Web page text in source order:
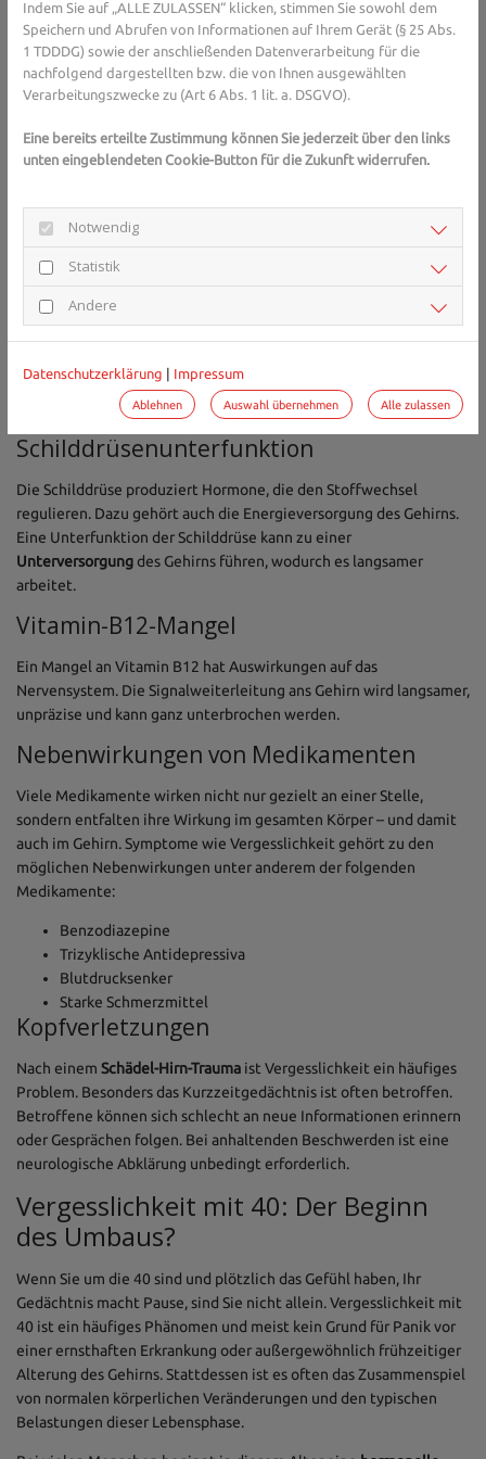
Akut: Übermäßiger Alkoholkonsum kann zu Filmrissen
(Blackouts) führen, bei denen sich das Gehirn Teile des
Abends nicht mehr ins Gedächtnis rufen kann.
Chronisch: Regelmäßiger, hoher Konsum kann langfristig
Defiziten führen.
Foto von Sander Sammy auf Unsplash
Schilddrüsenunterfunktion
Die Schilddrüse produziert Hormone, die den Stoffwechsel
regulieren. Dazu gehört auch die Energieversorgung des Gehirns.
Eine Unterfunktion der Schilddrüse kann zu einer
Unterversorgungdes Gehirns führen, wodurch es langsamer
arbeitet.
Vitamin-B12-Mangel
Ein Mangel an Vitamin B12 hat Auswirkungen auf das
Nervensystem. Die Signalweiterleitung ans Gehirn wird langsamer,
unpräzise und kann ganz unterbrochen werden.
Nebenwirkungen von Medikamenten
Viele Medikamente wirken nicht nur gezielt an einer Stelle,
sondern entfalten ihre Wirkung im gesamten Körper – und damit
auch im Gehirn. Symptome wie Vergesslichkeit gehört zu den
möglichen Nebenwirkungen unter anderem der folgenden
Medikamente:
Benzodiazepine
Trizyklische Antidepressiva
Blutdrucksenker
Starke Schmerzmittel
Kopfverletzungen
Nach einem Schädel-Hirn-Trauma ist Vergesslichkeit ein häufiges
Problem. Besonders das Kurzzeitgedächtnis ist often betroffen.
Betroffene können sich schlecht an neue Informationen erinnern
oder Gesprächen folgen. Bei anhaltenden Beschwerden ist eine
neurologische Abklärung unbedingt erforderlich.
Vergesslichkeit mit 40: Der Beginn
des Umbaus?
Wenn Sie um die 40 sind und plötzlich das Gefühl haben, Ihr
Gedächtnis macht Pause, sind Sie nicht allein. Vergesslichkeit mit
40 ist ein häufiges Phänomen und meist kein Grund für Panik vor
einer ernsthaften Erkrankung oder außergewöhnlich frühzeitiger
Alterung des Gehirns. Stattdessen ist es often das Zusammenspiel
von normalen körperlichen Veränderungen und den typischen
Belastungen dieser Lebensphase.
Indem Sie auf „ALLE ZULASSEN“ klicken, stimmen Sie sowohl dem
Speichern und Abrufen von Informationen auf Ihrem Gerät (§ 25 Abs.
1 TDDDG) sowie der anschließenden Datenverarbeitung für die
nachfolgend dargestellten bzw. die von Ihnen ausgewählten
Verarbeitungszwecke zu (Art 6 Abs. 1 lit. a. DSGVO).
Eine bereits erteilte Zustimmung können Sie jederzeit über den links
unten eingeblendeten Cookie-Button für die Zukunft widerrufen.
Notwendig
Statistik
Andere
Datenschutzerklärung Impressum
Ablehnen Auswahl übernehmen Alle zulassen